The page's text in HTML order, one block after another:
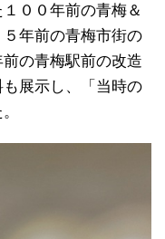
００年前の青梅＆
年前の青梅市街の
の青梅駅前の改造
展示し、「当時の